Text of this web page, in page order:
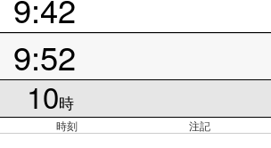
9:42
9:52
10時
時刻 注記